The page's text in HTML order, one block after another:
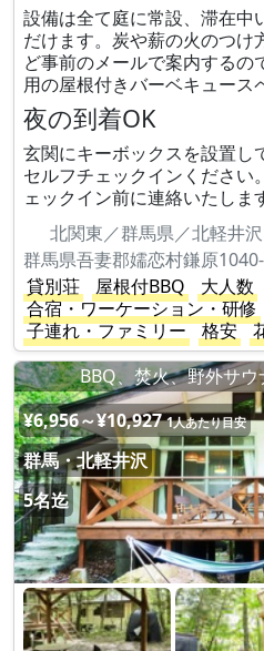
設備は全て庭に常設、滞在中
だけます。炭や薪の火のつけ
ど事前のメールで案内する
用の屋根付きバーベキュース
夜の到着OK
玄関にキーボックスを設置し
セルフチェックインください
ェックイン前に連絡いたしま
北関東／群馬県／北軽井沢
貸別荘
屋根付BBQ 大人数
合宿・ワーケーション・研修
子連れ・ファミリー
格安
BBQ、焚火、野外サ
¥6,956～¥10,927 1人あたり目安
群馬・北軽井沢
5名迄